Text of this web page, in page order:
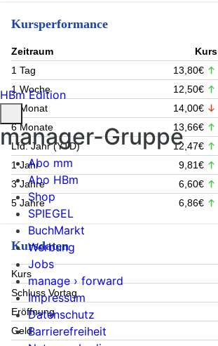
Kursperformance
Zeitraum Kurs
1 Tag
13,80€
1 Woche
12,50€
1 Monat
14,00€
6 Monate
13,66€
Lfd. Jahr (YTD)
12,47€
1 Jahr
9,81€
3 Jahre
6,60€
5 Jahre
6,86€
Kursdaten
Kurs
Schluss Vortag
Eröffnung
Geld
HBm Edition
manager-Gruppe
Abo mm
Abo HBm
Shop
SPIEGEL
BuchMarkt
Werbung
Jobs
manage › forward
Impressum
Datenschutz
Barrierefreiheit